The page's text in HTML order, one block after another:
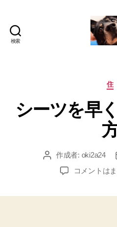
検索
カ
ゴ
リ
住
シーツを早
投 作成者: oki2a24
シ
コメントは